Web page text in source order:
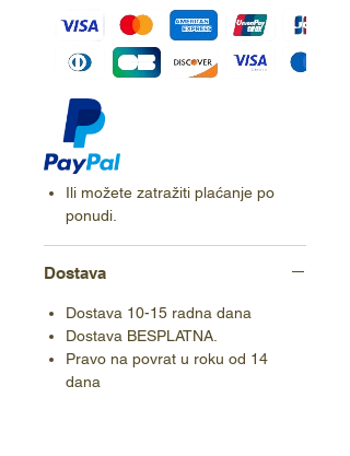
Ili možete zatražiti plaćanje po
ponudi.
Dostava
Dostava 10-15 radna dana
Dostava BESPLATNA.
Pravo na povrat u roku od 14
dana